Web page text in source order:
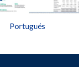
Portugués